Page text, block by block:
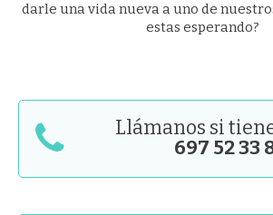
darle una vida nueva a uno de
estas esperando?
Llámanos si
697 52 33